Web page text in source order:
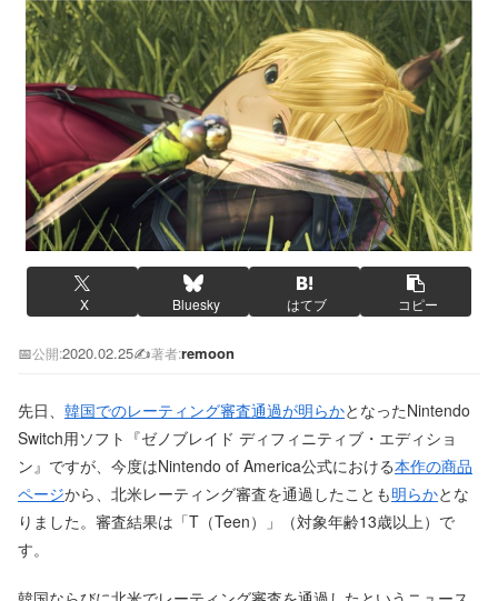
X Bluesky はてブ コピー
📅公開:2020.02.25✍️著者:remoon
先日、 韓国でのレーティング審査通過が明らかとなったNintendo
Switch用ソフト『ゼノブレイド ディフィニティブ・エディショ
ン』ですが、今度はNintendo of America公式における本作の商品
ページから、北米レーティング審査を通過したことも明らかとな
りました。審査結果は「T（Teen）」（対象年齢13歳以上）で
す。